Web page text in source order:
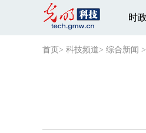
时政
首页 > 科技频道> 综合新闻 >